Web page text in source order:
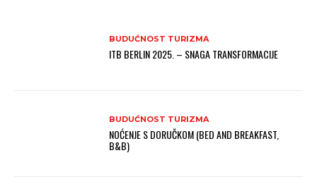
BUDUĆNOST TURIZMA
ITB BERLIN 2025. – SNAGA TRANSFORMACIJE
BUDUĆNOST TURIZMA
NOĆENJE S DORUČKOM (BED AND BREAKFAST,
B&B)